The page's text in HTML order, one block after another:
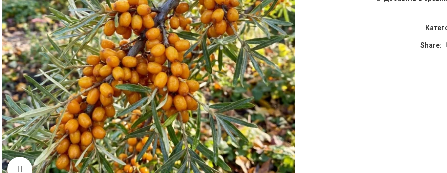
Click to enlarge
Share: